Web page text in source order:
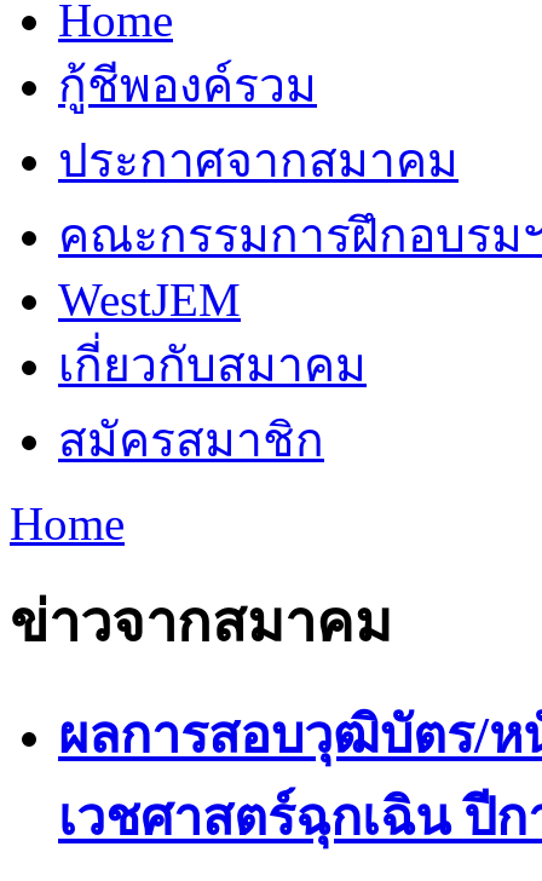
Main menu
Home
กู้ชีพองค์รวม
ประกาศจากสมาคม
คณะกรรมการฝึกอบรม
WestJEM
เกี่ยวกับสมาคม
สมัครสมาชิก
You are here
Home
ข่าวจากสมาคม
ผลการสอบวุฒิบัตร/ห
เวชศาสตร์ฉุกเฉิน ปีก